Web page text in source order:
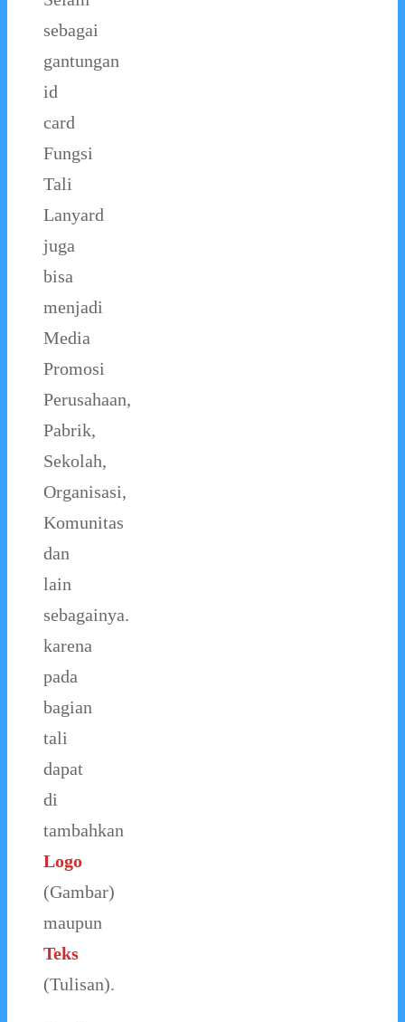
sebagai
gantungan
id
card
Fungsi
Tali
Lanyard
juga
bisa
menjadi
Media
Promosi
Perusahaan,
Pabrik,
Sekolah,
Organisasi,
Komunitas
dan
lain
sebagainya.
karena
pada
bagian
tali
dapat
di
tambahkan
Logo
(Gambar)
maupun
Teks
(Tulisan).